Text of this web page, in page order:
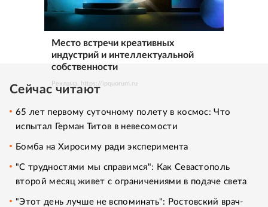
Место встречи креативных
индустрий и интеллектуальной
собственности
Реклама. https://ipquorum.ru
Сейчас читают
65 лет первому суточному полету в космос: Что
испытал Герман Титов в невесомости
Бомба на Хиросиму ради эксперимента
"С трудностями мы справимся": Как Севастополь
второй месяц живет с ограничениями в подаче света
"Этот день лучше не вспоминать": Ростовский врач-